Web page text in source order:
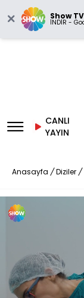
Show TV
İNDİR -
CANLI
YAYIN
Anasayfa / Diziler /